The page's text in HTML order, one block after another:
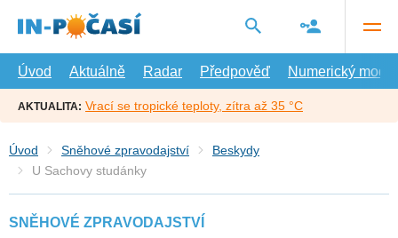
hlavní
Úvod
Aktuálně Radar Předpověď Numerický model
AKTUALITA: Vrací se tropické teploty, zítra až 35 °C
Úvod Sněhové zpravodajství
Beskydy
U Sachovy studánky
SNĚHOVÉ ZPRAVODAJSTVÍ